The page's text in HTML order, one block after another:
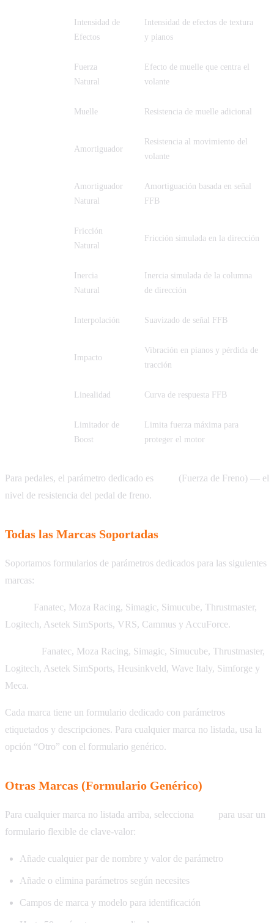
Intensidad de
Efectos
Intensidad de efectos de textura
y pianos
Fuerza
Natural
Efecto de muelle que centra el
volante
Muelle Resistencia de muelle adicional
Amortiguador
Resistencia al movimiento del
volante
Amortiguador
Natural
Amortiguación basada en señal
FFB
Fricción
Natural
Fricción simulada en la dirección
Inercia
Natural
Inercia simulada de la columna
de dirección
Interpolación Suavizado de señal FFB
Impacto
Vibración en pianos y pérdida de
tracción
Linealidad Curva de respuesta FFB
Limitador de
Boost
Limita fuerza máxima para
proteger el motor
Para pedales, el parámetro dedicado es
(Fuerza de Freno) — el
nivel de resistencia del pedal de freno.
Todas las Marcas Soportadas
Soportamos formularios de parámetros dedicados para las siguientes
marcas:
Fanatec, Moza Racing, Simagic, Simucube, Thrustmaster,
Logitech, Asetek SimSports, VRS, Cammus y AccuForce.
Fanatec, Moza Racing, Simagic, Simucube, Thrustmaster,
Logitech, Asetek SimSports, Heusinkveld, Wave Italy, Simforge y
Meca.
Cada marca tiene un formulario dedicado con parámetros
etiquetados y descripciones. Para cualquier marca no listada, usa la
opción “Otro” con el formulario genérico.
Otras Marcas (Formulario Genérico)
Para cualquier marca no listada arriba, selecciona
para usar un
formulario flexible de clave-valor:
Añade cualquier par de nombre y valor de parámetro
Añade o elimina parámetros según necesites
Campos de marca y modelo para identificación